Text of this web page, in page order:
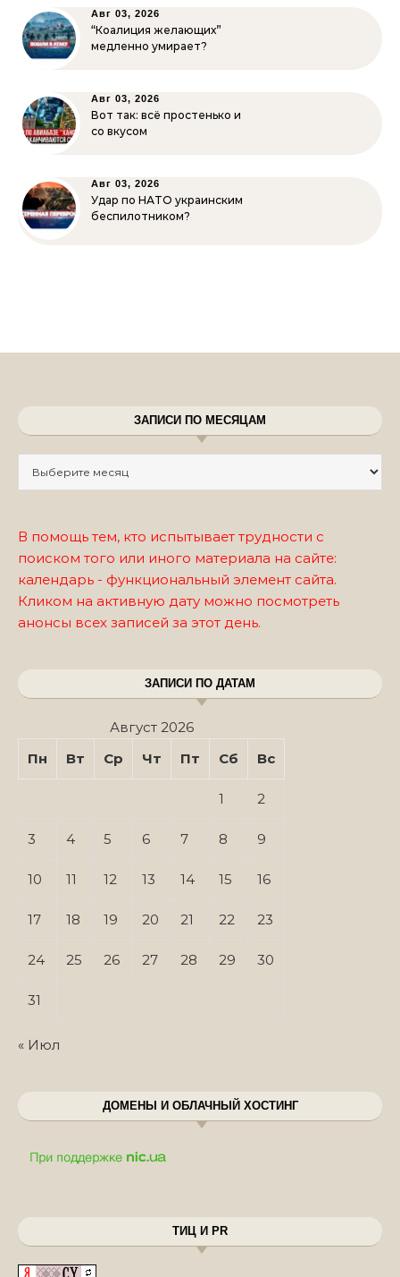
Авг 03, 2026
“Коалиция желающих”
медленно умирает?
Авг 03, 2026
Вот так: всё простенько и
со вкусом
Авг 03, 2026
Удар по НАТО украинским
беспилотником?
ЗАПИСИ ПО МЕСЯЦАМ
В помощь тем, кто испытывает трудности с
поиском того или иного материала на сайте:
календарь - функциональный элемент сайта.
Кликом на активную дату можно посмотреть
анонсы всех записей за этот день.
ЗАПИСИ ПО ДАТАМ
Август 2026
Пн
Вт Ср Чт Пт Сб Вс
1 2
3 4 5 6 7 8 9
10 11 12 13 14 15 16
17 18 19 20 21 22 23
24 25 26 27 28 29 30
31
« Июл
ДОМЕНЫ И ОБЛАЧНЫЙ ХОСТИНГ
ТИЦ И PR